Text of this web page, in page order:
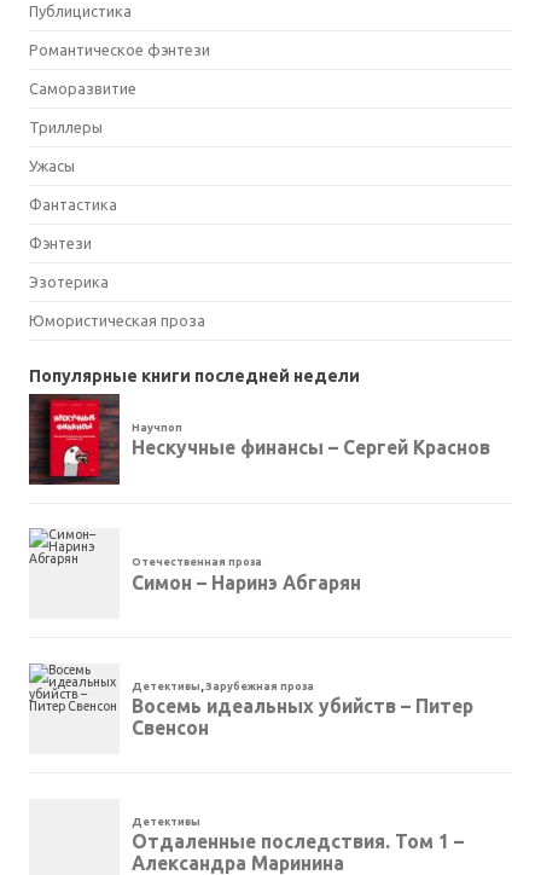
Публицистика
Романтическое фэнтези
Саморазвитие
Триллеры
Ужасы
Фантастика
Фэнтези
Эзотерика
Юмористическая проза
Популярные книги последней недели
Научпоп
Нескучные финансы – Сергей Краснов
Отечественная проза
Симон – Наринэ Абгарян
Детективы ,Зарубежная проза
Восемь идеальных убийств – Питер
Свенсон
Детективы
Отдаленные последствия. Том 1 –
Александра Маринина